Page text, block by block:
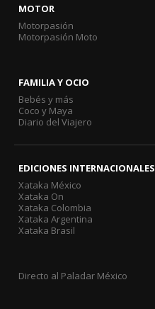
MOTOR
Motorpasión
Motorpasión Moto
FAMILIA Y OCIO
Bebés y más
Coco y Maya
Diario del Viajero
EDICIONES INTERNACIONALES
Xataka México
Xataka On
Xataka Colombia
Xataka Argentina
Xataka Brasil
Directo al Paladar México